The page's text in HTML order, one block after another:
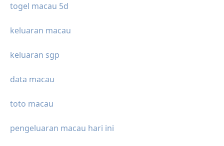
togel macau 5d
keluaran macau
keluaran sgp
data macau
toto macau
pengeluaran macau hari ini